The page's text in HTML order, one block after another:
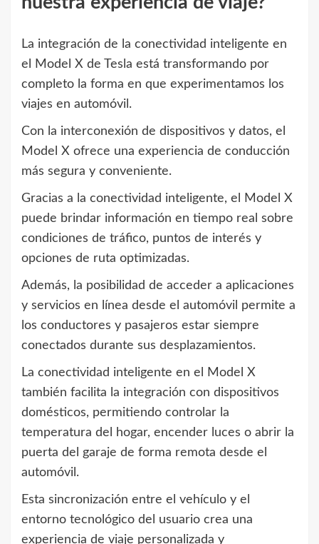
La integración de la conectividad inteligente en
el Model X de Tesla está transformando por
completo la forma en que experimentamos los
viajes en automóvil.
Con la interconexión de dispositivos y datos, el
Model X ofrece una experiencia de conducción
más segura y conveniente.
Gracias a la conectividad inteligente, el Model X
puede brindar información en tiempo real sobre
condiciones de tráfico, puntos de interés y
opciones de ruta optimizadas.
Además, la posibilidad de acceder a aplicaciones
y servicios en línea desde el automóvil permite a
los conductores y pasajeros estar siempre
conectados durante sus desplazamientos.
La conectividad inteligente en el Model X
también facilita la integración con dispositivos
domésticos, permitiendo controlar la
temperatura del hogar, encender luces o abrir la
puerta del garaje de forma remota desde el
automóvil.
Esta sincronización entre el vehículo y el
entorno tecnológico del usuario crea una
experiencia de viaje personalizada y